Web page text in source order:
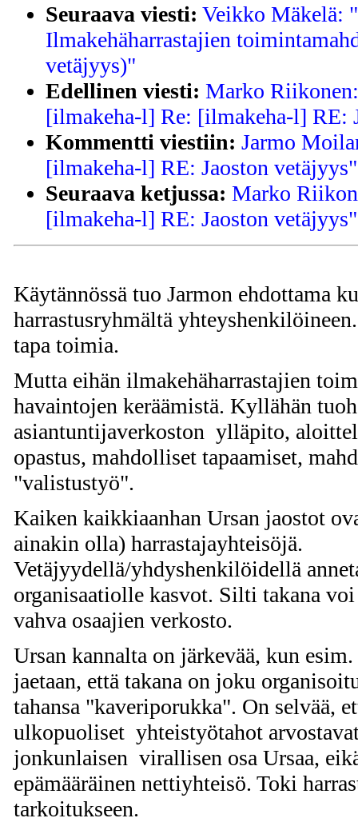
Seuraava viesti: Veikko Mäkelä:
Ilmakehäharrastajien
vetäjyys)"
Edellinen viesti: Marko
[ilmakeha-l] Re: [ilmakeha-l] RE:
Kommentti viestiin: Jarmo
[ilmakeha-l] RE: Jaoston vetäjyys"
Seuraava ketjussa: Marko
[ilmakeha-l] RE: Jaoston vetäjyys"
Käytännössä tuo Jarmon ehdottama
harrastusryhmältä
tapa toimia.
Mutta eihän ilmakehäharrastajien
havaintojen keräämistä. Kyllähän
asiantuntijaverkoston ylläpito,
opastus, mahdolliset tapaamiset,
"valistustyö".
Kaiken kaikkiaanhan Ursan jaostot
ainakin olla) harrastajayhteisöjä.
Vetäjyydellä/yhdyshenkilöidellä
organisaatiolle kasvot. Silti takana
vahva osaajien verkosto.
Ursan kannalta on järkevää, kun
jaetaan, että takana on joku
tahansa "kaveriporukka". On selvää,
ulkopuoliset yhteistyötahot
jonkunlaisen virallisen osa Ursaa,
epämääräinen nettiyhteisö. Toki
tarkoitukseen.